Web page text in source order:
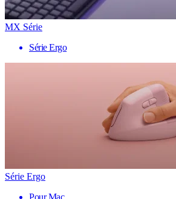
MX Série
Série Ergo
Série Ergo
Pour Mac